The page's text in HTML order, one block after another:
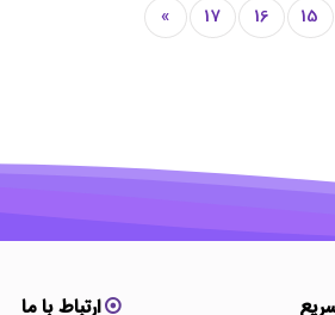
15
16
17
»
ارتباط با ما